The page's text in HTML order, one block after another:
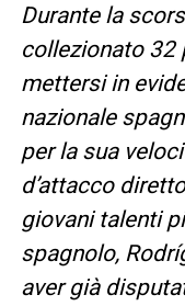
Durante la
collezionato 32
mettersi in
nazionale
per la sua
d’attacco
giovani talenti
spagnolo,
aver già